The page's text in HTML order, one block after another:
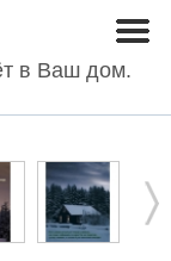
в Ваш дом.